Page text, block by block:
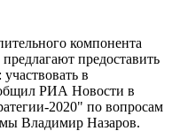
компонента
предоставить
в
РИА Новости в
2020" по вопросам
Владимир Назаров.